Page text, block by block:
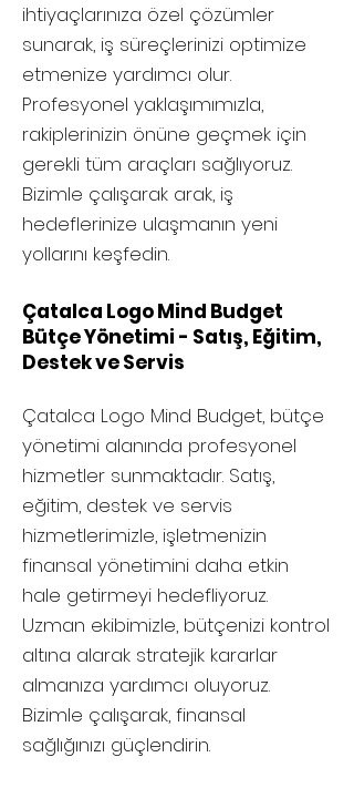
ihtiyaçlarınıza özel çözümler
sunarak, iş süreçlerinizi optimize
etmenize yardımcı olur.
Profesyonel yaklaşımımızla,
rakiplerinizin önüne geçmek için
gerekli tüm araçları sağlıyoruz.
Bizimle çalışarak arak, iş
hedeflerinize ulaşmanın yeni
yollarını keşfedin.
Çatalca Logo Mind Budget
Bütçe Yönetimi - Satış, Eğitim,
Destek ve Servis
Çatalca Logo Mind Budget, bütçe
yönetimi alanında profesyonel
hizmetler sunmaktadır. Satış,
eğitim, destek ve servis
hizmetlerimizle, işletmenizin
finansal yönetimini daha etkin
hale getirmeyi hedefliyoruz.
Uzman ekibimizle, bütçenizi kontrol
altına alarak stratejik kararlar
almanıza yardımcı oluyoruz.
Bizimle çalışarak, finansal
sağlığınızı güçlendirin.